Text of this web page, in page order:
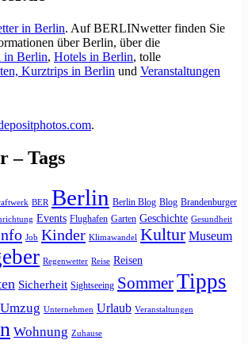
in Berlin. Auf BERLINwetter finden Sie
über Berlin, über die
in Berlin, Hotels in Berlin, tolle
Kurztrips in Berlin und Veranstaltungen
.
– Tags
BER Berlin Berlin Blog Blog Brandenburger
Events Flughafen Garten Geschichte Gesundheit
Job Kinder Klimawandel Kultur Museum
Regenwetter Reise Reisen
Sicherheit Sightseeing SommerTipps
Umzug Unternehmen Urlaub Veranstaltungen
Wohnung Zuhause